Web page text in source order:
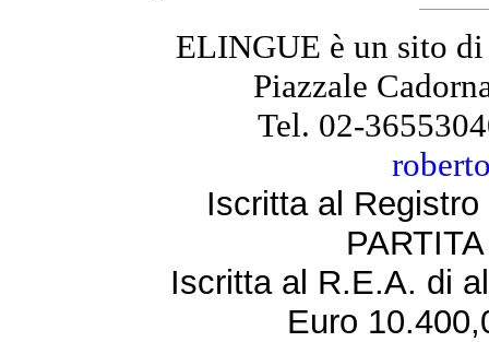
ELINGUE è un sito
Piazzale
Tel. 02-
Iscritta al
Iscritta al R.E.A. di
Euro